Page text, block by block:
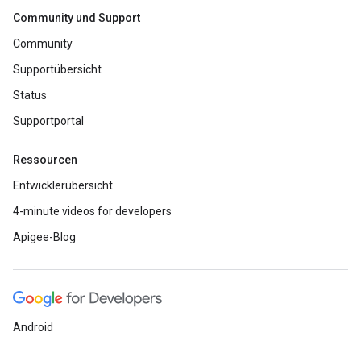
Community und Support
Community
Supportübersicht
Status
Supportportal
Ressourcen
Entwicklerübersicht
4-minute videos for developers
Apigee-Blog
Android